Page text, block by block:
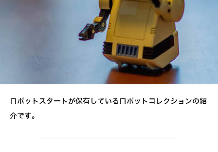
ロボットスタートが保有しているロボットコレクションの紹
介です。